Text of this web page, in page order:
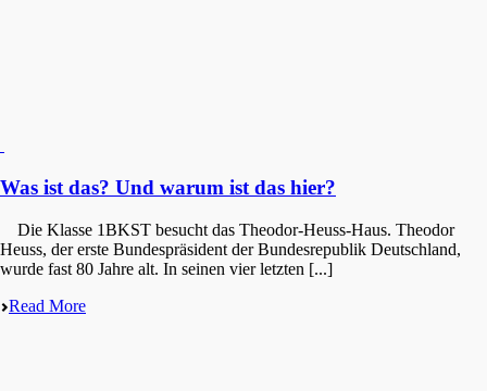
Was ist das? Und warum ist das hier?
Die Klasse 1BKST besucht das Theodor-Heuss-Haus. Theodor
Heuss, der erste Bundes­prä­si­dent der Bundes­re­pu­blik Deutsch­land,
wurde fast 80 Jahre alt. In seinen vier letzten [...]
Read More